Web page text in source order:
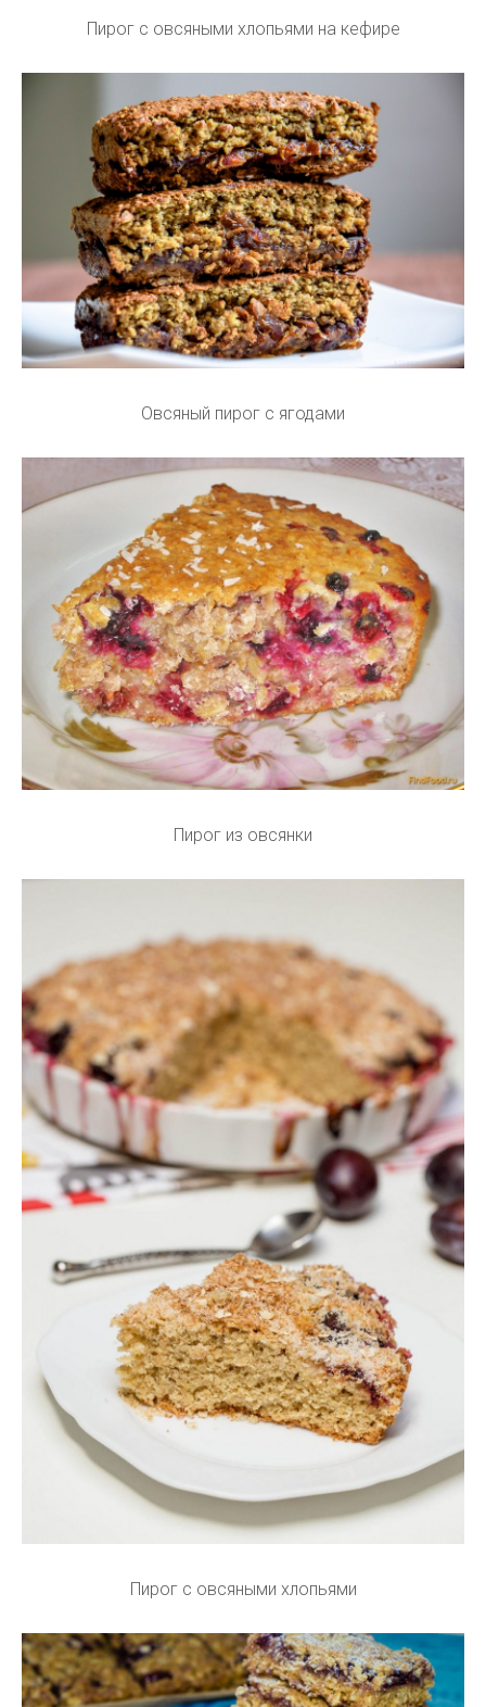
Пирог с овсяными хлопьями на кефире
Овсяный пирог с ягодами
Пирог из овсянки
Пирог с овсяными хлопьями